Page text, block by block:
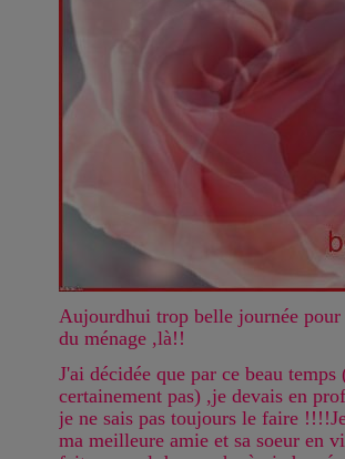
Aujourdhui trop belle journée
du ménage ,là!!
J'ai décidée que par ce beau temps
certainement pas) ,je devais en
je ne sais pas toujours le faire
ma meilleure amie et sa soeur en